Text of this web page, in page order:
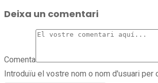
Deixa un comentari
Comenta
Introduïu el vostre nom o nom d'usuari per